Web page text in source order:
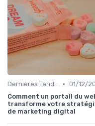
Dernières Tendances en Marketing Digital • 01/12/
Comment un portail du
transforme votre
de marketing digital